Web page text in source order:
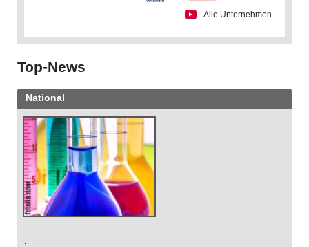
Alle Unternehmen
Top-News
National
.